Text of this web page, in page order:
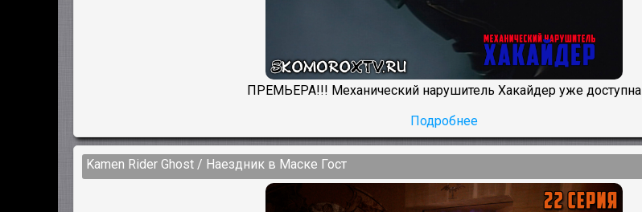
ПРЕМЬЕРА!!! Механический нарушитель Хакайдер уже доступна
Подробнее
Kamen Rider Ghost / Наездник в Маске Гост